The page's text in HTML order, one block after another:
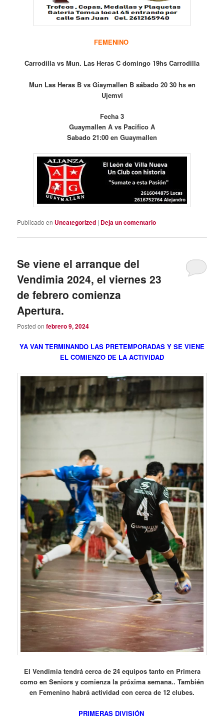
FEMENINO
Carrodilla vs Mun. Las Heras C domingo 19hs Carrodilla
Mun Las Heras B vs Giaymallen B sábado 20 30 hs en
Ujemvi
Fecha 3
Guaymallen A vs Pacifico A
Sabado 21:00 en Guaymallen
Publicado en Uncategorized | Deja un comentario
Se viene el arranque del
Vendimia 2024, el viernes 23
de febrero comienza
Apertura.
Posted onfebrero 9, 2024
YA VAN TERMINANDO LAS PRETEMPORADAS Y SE VIENE
EL COMIENZO DE LA ACTIVIDAD
El Vendimia tendrá cerca de 24 equipos tanto en Primera
como en Seniors y comienza la próxima semana.. También
en Femenino habrá actividad con cerca de 12 clubes.
PRIMERAS DIVISIÓN